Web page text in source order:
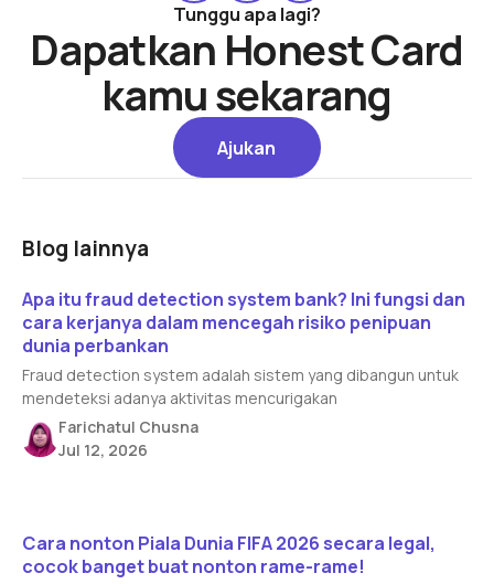
Tunggu apa lagi?
Dapatkan Honest Card
kamu sekarang
Ajukan
Ajukan
Blog lainnya
Apa itu fraud detection system bank? Ini fungsi dan
cara kerjanya dalam mencegah risiko penipuan
dunia perbankan
Fraud detection system adalah sistem yang dibangun untuk
mendeteksi adanya aktivitas mencurigakan
Farichatul Chusna
Jul 12, 2026
Cara nonton Piala Dunia FIFA 2026 secara legal,
cocok banget buat nonton rame-rame!